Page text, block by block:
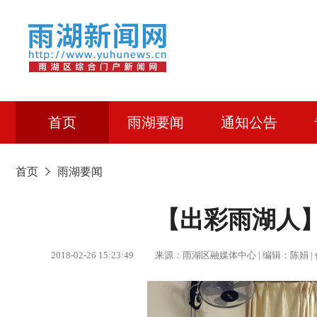
首页 雨湖要闻 通知公告
首页 雨湖要闻
【出彩雨湖人
2018-02-26 15:23:49 来源：雨湖区融媒体中心 | 编辑：陈